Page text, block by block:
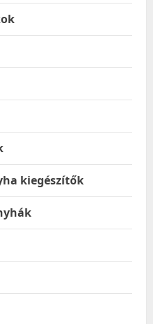
kiegészítők